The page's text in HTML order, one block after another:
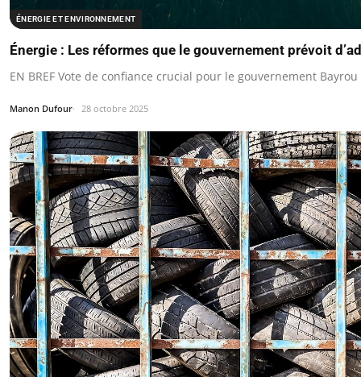
ÉNERGIE ET ENVIRONNEMENT
Énergie : Les réformes que le gouvernement prévoit
EN BREF Vote de confiance crucial pour le gouvernement
Manon Dufour 28 octobre 2025